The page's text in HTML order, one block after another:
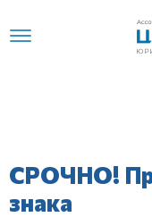
СРОЧНО!
знака